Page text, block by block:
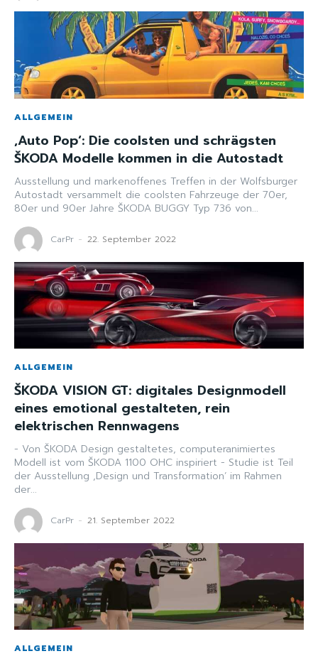
ALLGEMEIN
‚Auto Pop‘: Die coolsten und schrägsten
ŠKODA Modelle kommen in die Autostadt
Ausstellung und markenoffenes Treffen in der Wolfsburger
Autostadt versammelt die coolsten Fahrzeuge der 70er,
80er und 90er Jahre ŠKODA BUGGY Typ 736 von...
CarPr - 22. September 2022
ALLGEMEIN
ŠKODA VISION GT: digitales Designmodell
eines emotional gestalteten, rein
elektrischen Rennwagens
- Von ŠKODA Design gestaltetes, computeranimiertes
Modell ist vom ŠKODA 1100 OHC inspiriert - Studie ist Teil
der Ausstellung ,Design und Transformation‘ im Rahmen
der...
CarPr - 21. September 2022
ALLGEMEIN